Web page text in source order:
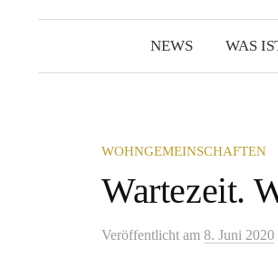
NEWS WAS
WOHNGEMEINSCHAFTEN
Wartezeit.
Veröffentlicht am 8. Juni 2020